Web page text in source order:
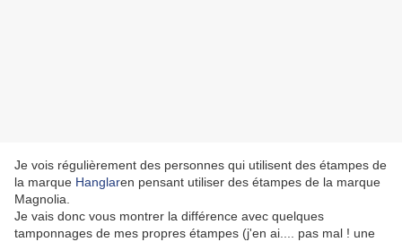
Je vois régulièrement des personnes qui utilisent des étampes de
la marque Hanglaren pensant utiliser des étampes de la marque
Magnolia.
Je vais donc vous montrer la différence avec quelques
tamponnages de mes propres étampes (j'en ai.... pas mal ! une